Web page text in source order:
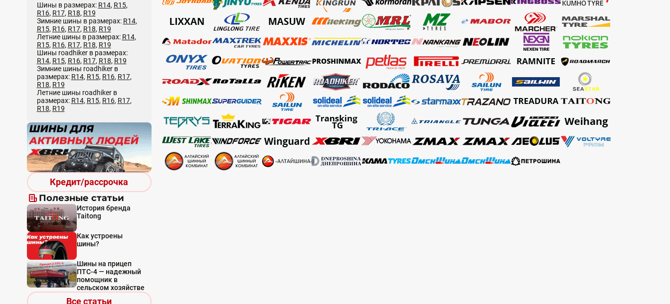
Шины в размерах: R14, R15,
R16, R17, R18, R19
Зимние шины в размерах: R14,
R15, R16, R17, R18, R19
Летние шины в размерах: R14,
R15, R16, R17, R18, R19
Шины roadhiker в размерах:
R14, R15, R16, R17, R18, R19
Зимние шины roadhiker в
размерах: R14, R15, R16, R17,
R18, R19
Летние шины roadhiker в
размерах: R14, R15, R16, R17,
R18, R19
Кредит/рассрочка
Полезные статьи
История бренда
Taitong
Как устроены
шины?
Шины на прицеп
ПТС-4 — надежный
помощник в
сельском хозяйстве
Все статьи